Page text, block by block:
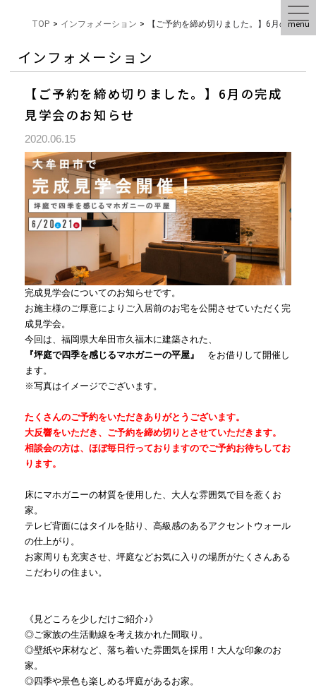
menu
TOP > インフォメーション > 【ご予約を締め切りました。】6月の完成
インフォメーション
【ご予約を締め切りました。】6月の完成
見学会のお知らせ
2020.06.15
完成見学会についてのお知らせです。
お施主様のご厚意によりご入居前のお宅を公開させていただく完
成見学会。
今回は、福岡県大牟田市久福木に建築された、
『坪庭で四季を感じるマホガニーの平屋』 をお借りして開催し
ます。
※写真はイメージでございます。
たくさんのご予約をいただきありがとうございます。
大反響をいただき、ご予約を締め切りとさせていただきます。
相談会の方は、ほぼ毎日行っておりますのでご予約お待ちしてお
ります。
床にマホガニーの材質を使用した、大人な雰囲気で目を惹くお
家。
テレビ背面にはタイルを貼り、高級感のあるアクセントウォール
の仕上がり。
お家周りも充実させ、坪庭などお気に入りの場所がたくさんある
こだわりの住まい。
《見どころを少しだけご紹介♪》
◎ご家族の生活動線を考え抜かれた間取り。
◎壁紙や床材など、落ち着いた雰囲気を採用！大人な印象のお
家。
◎四季や景色も楽しめる坪庭があるお家。